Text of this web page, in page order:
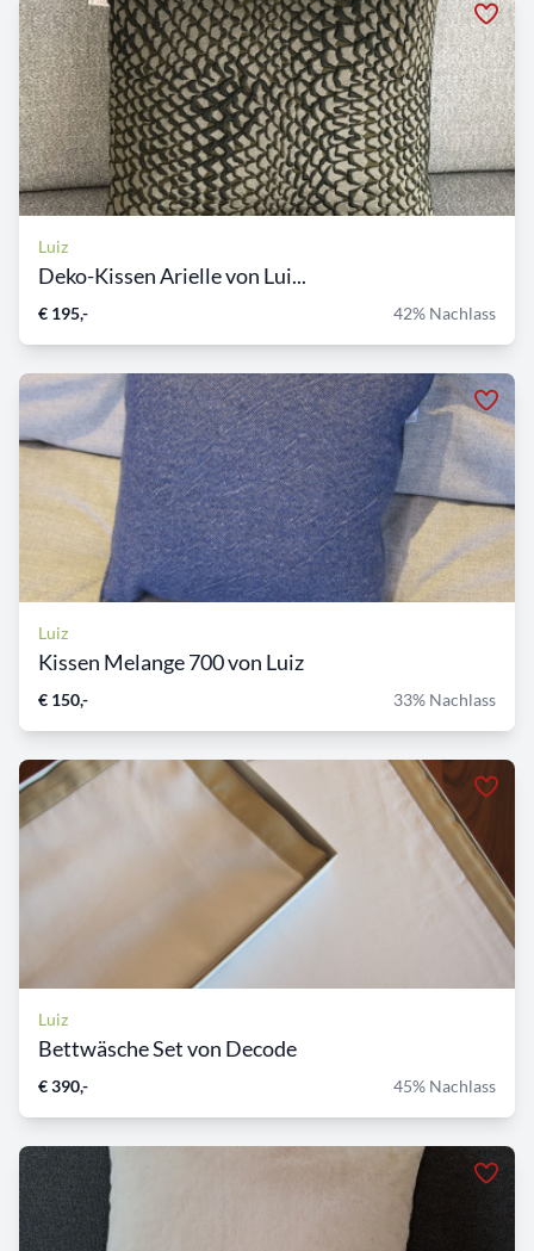
Luiz
Deko-Kissen Arielle von Lui...
€ 195,- 42% Nachlass
Luiz
Kissen Melange 700 von Luiz
€ 150,- 33% Nachlass
Luiz
Bettwäsche Set von Decode
€ 390,- 45% Nachlass